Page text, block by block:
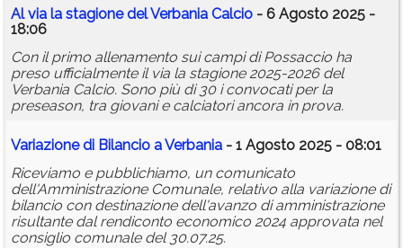
Al via la stagione del Verbania Calcio - 6 Agosto 2025 -
18:06
Con il primo allenamento sui campi di Possaccio ha
preso ufficialmente il via la stagione 2025-2026 del
Verbania Calcio. Sono più di 30 i convocati per la
preseason, tra giovani e calciatori ancora in prova.
Variazione di Bilancio a Verbania - 1 Agosto 2025 - 08:01
Riceviamo e pubblichiamo, un comunicato
dell'Amministrazione Comunale, relativo alla variazione di
bilancio con destinazione dell'avanzo di amministrazione
risultante dal rendiconto economico 2024 approvata nel
consiglio comunale del 30.07.25.